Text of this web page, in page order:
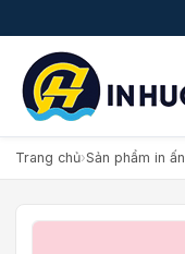
Trang chủ›Sản phẩm in ấn